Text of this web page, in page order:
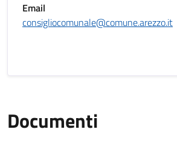
Email
consigliocomunale@comune.arezzo.it
Documenti